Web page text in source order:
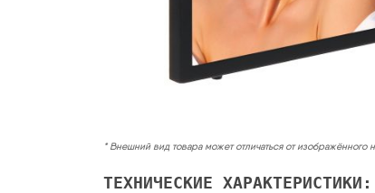
* Внешний вид товара может отличаться от изображённого
ТЕХНИЧЕСКИЕ ХАРАКТЕРИСТИКИ: